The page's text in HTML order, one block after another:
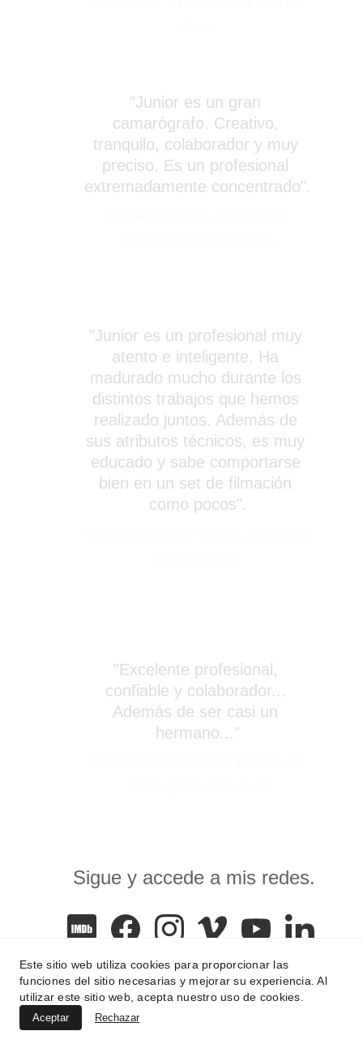
"Junior es un gran
camarógrafo. Creativo,
tranquilo, colaborador y muy
preciso. Es un profesional
extremadamente concentrado".
"Junior es un profesional muy
atento e inteligente. Ha
madurado mucho durante los
distintos trabajos que hemos
realizado juntos. Además de
sus atributos técnicos, es muy
educado y sabe comportarse
bien en un set de filmación
como pocos".
"Excelente profesional,
confiable y colaborador...
Además de ser casi un
hermano..."
Sigue y accede a mis redes.
Este sitio web utiliza cookies para proporcionar las
funciones del sitio necesarias y mejorar su experiencia. Al
utilizar este sitio web, acepta nuestro uso de cookies.
Aceptar Rechazar